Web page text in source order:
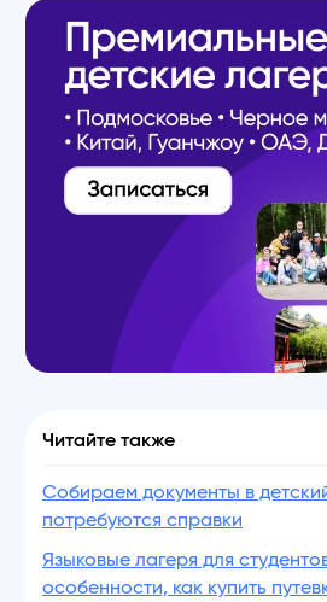
Читайте также
Собираем документы в
потребуются справки
Языковые лагеря для
особенности, как купить